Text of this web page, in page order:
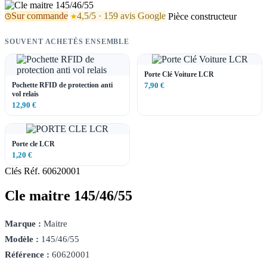
Sur commande 4,5/5 · 159 avis Google Pièce constructeur
SOUVENT ACHETÉS ENSEMBLE
Pochette RFID de protection anti
vol relais
12,90 €
Porte Clé Voiture LCR
7,90 €
Porte cle LCR
1,20 €
Clés Réf. 60620001
Cle maitre 145/46/55
Marque : Maitre
Modèle : 145/46/55
Référence : 60620001